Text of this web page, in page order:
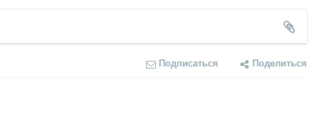
Подписаться Поделиться